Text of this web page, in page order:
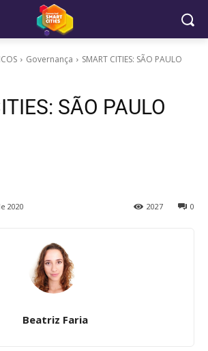
Governança SMART CITIES: SÃO PAULO
SÃO PAULO
2020 0
2027
Beatriz Faria